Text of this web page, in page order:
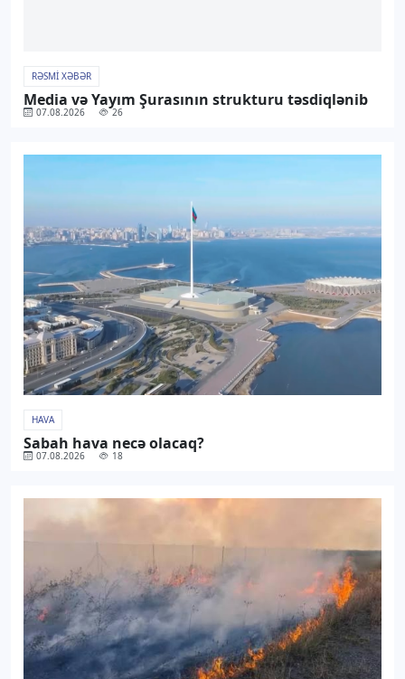
RƏSMI XƏBƏR
Media və Yayım Şurasının strukturu təsdiqlənib
07.08.2026 26
HAVA
Sabah hava necə olacaq?
07.08.2026 18